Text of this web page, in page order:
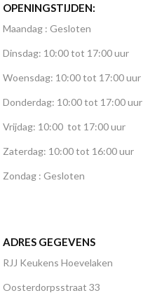
OPENINGSTIJDEN:
Maandag : Gesloten
Dinsdag: 10:00 tot 17:00 uur
Woensdag: 10:00 tot 17:00 uur
Donderdag: 10:00 tot 17:00 uur
Vrijdag: 10:00 tot 17:00 uur
Zaterdag: 10:00 tot 16:00 uur
Zondag : Gesloten
ADRES GEGEVENS
RJJ Keukens Hoevelaken
Oosterdorpsstraat 33